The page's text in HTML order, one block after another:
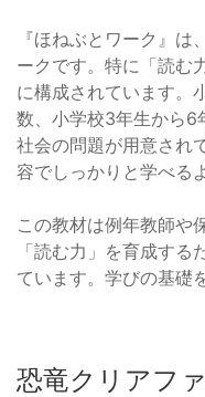
『ほねぶとワーク』
ークです。特に「読む
に構成されています。
数、小学校3年生から6
社会の問題が用意され
容でしっかりと学べる
この教材は例年教師や
「読む力」を育成す
ています。学びの基礎
恐竜クリアフ